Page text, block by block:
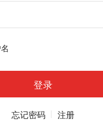
忘记密码 注册